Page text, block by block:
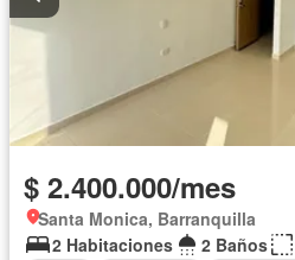
$ 2.400.000/mes
Santa Monica, Barranquilla
2 Habitaciones
2 Baños